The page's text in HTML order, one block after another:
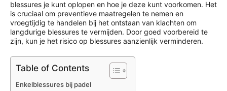
blessures je kunt oplopen en hoe je deze kunt voorkomen. Het
is cruciaal om preventieve maatregelen te nemen en
vroegtijdig te handelen bij het ontstaan van klachten om
langdurige blessures te vermijden. Door goed voorbereid te
zijn, kun je het risico op blessures aanzienlijk verminderen.
Table of Contents
Enkelblessures bij padel